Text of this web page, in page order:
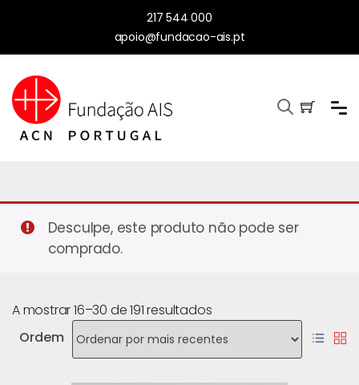
217 544 000
apoio@fundacao-ais.pt
Desculpe, este produto não pode ser
comprado.
A mostrar 16–30 de 191 resultados
Ordem